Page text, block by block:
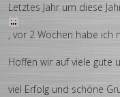
Letztes Jahr um diese
, vor 2 Wochen habe ich
Hoffen wir auf viele gute
viel Erfolg und schöne